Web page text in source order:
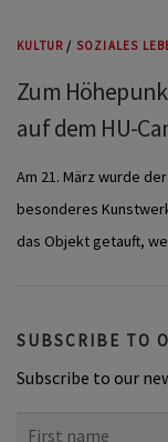
KULTUR / SOZIALES
Zum
auf dem HU-
Am 21. März wurde
besonderes
das Objekt getauft,
SUBSCRIBE TO
Subscribe to our